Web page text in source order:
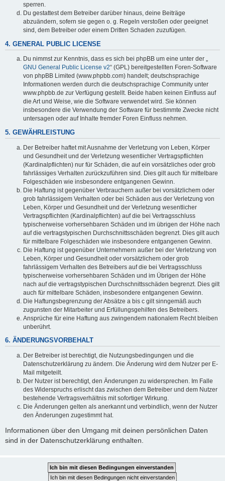
sperren.
Du gestattest dem Betreiber darüber hinaus, deine Beiträge
abzuändern, sofern sie gegen o. g. Regeln verstoßen oder geeignet
sind, dem Betreiber oder einem Dritten Schaden zuzufügen.
4. GENERAL PUBLIC LICENSE
Du nimmst zur Kenntnis, dass es sich bei phpBB um eine unter der „
GNU General Public License v2“ (GPL) bereitgestellten Foren-Software
von phpBB Limited (www.phpbb.com) handelt; deutschsprachige
Informationen werden durch die deutschsprachige Community unter
www.phpbb.de zur Verfügung gestellt. Beide haben keinen Einfluss auf
die Art und Weise, wie die Software verwendet wird. Sie können
insbesondere die Verwendung der Software für bestimmte Zwecke nicht
untersagen oder auf Inhalte fremder Foren Einfluss nehmen.
5. GEWÄHRLEISTUNG
Der Betreiber haftet mit Ausnahme der Verletzung von Leben, Körper
und Gesundheit und der Verletzung wesentlicher Vertragspflichten
(Kardinalpflichten) nur für Schäden, die auf ein vorsätzliches oder grob
fahrlässiges Verhalten zurückzuführen sind. Dies gilt auch für mittelbare
Folgeschäden wie insbesondere entgangenen Gewinn.
Die Haftung ist gegenüber Verbrauchern außer bei vorsätzlichem oder
grob fahrlässigem Verhalten oder bei Schäden aus der Verletzung von
Leben, Körper und Gesundheit und der Verletzung wesentlicher
Vertragspflichten (Kardinalpflichten) auf die bei Vertragsschluss
typischerweise vorhersehbaren Schäden und im übrigen der Höhe nach
auf die vertragstypischen Durchschnittsschäden begrenzt. Dies gilt auch
für mittelbare Folgeschäden wie insbesondere entgangenen Gewinn.
Die Haftung ist gegenüber Unternehmern außer bei der Verletzung von
Leben, Körper und Gesundheit oder vorsätzlichem oder grob
fahrlässigem Verhalten des Betreibers auf die bei Vertragsschluss
typischerweise vorhersehbaren Schäden und im Übrigen der Höhe
nach auf die vertragstypischen Durchschnittsschäden begrenzt. Dies gilt
auch für mittelbare Schäden, insbesondere entgangenen Gewinn.
Die Haftungsbegrenzung der Absätze a bis c gilt sinngemäß auch
zugunsten der Mitarbeiter und Erfüllungsgehilfen des Betreibers.
Ansprüche für eine Haftung aus zwingendem nationalem Recht bleiben
unberührt.
6. ÄNDERUNGSVORBEHALT
Der Betreiber ist berechtigt, die Nutzungsbedingungen und die
Datenschutzerklärung zu ändern. Die Änderung wird dem Nutzer per E-
Mail mitgeteilt.
Der Nutzer ist berechtigt, den Änderungen zu widersprechen. Im Falle
des Widerspruchs erlischt das zwischen dem Betreiber und dem Nutzer
bestehende Vertragsverhältnis mit sofortiger Wirkung.
Die Änderungen gelten als anerkannt und verbindlich, wenn der Nutzer
den Änderungen zugestimmt hat.
Informationen über den Umgang mit deinen persönlichen Daten
sind in der Datenschutzerklärung enthalten.